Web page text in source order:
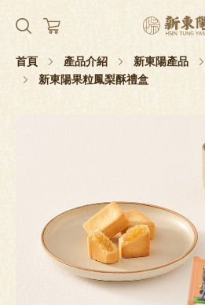
首頁 產品介紹 新東陽產品
新東陽果粒鳳梨酥禮盒